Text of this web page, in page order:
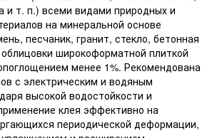
и т. п.) всеми видами природных и
на минеральной основе
песчаник, гранит, стекло, бетонная
широкоформатной плиткой
менее 1%. Рекомендована
с электрическим и водяным
высокой водостойкости и
клея эффективно на
периодической деформации,